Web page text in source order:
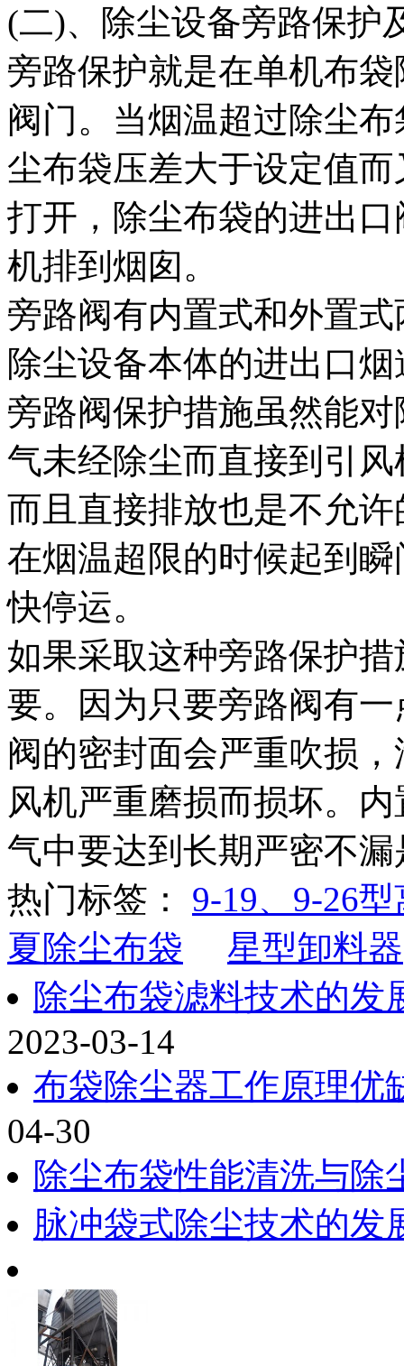
(二)、除尘设备旁路保护
旁路保护就是在单机布
阀门。当烟温超过除尘
尘布袋压差大于设定值
打开，除尘布袋的进出
机排到烟囱。
旁路阀有内置式和外置
除尘设备本体的进出口
旁路阀保护措施虽然能
气未经除尘而直接到引
而且直接排放也是不允
在烟温超限的时候起到
快停运。
如果采取这种旁路保护
要。因为只要旁路阀有
阀的密封面会严重吹损
风机严重磨损而损坏。
气中要达到长期严密不
热门标签： 9-19、9-26
夏除尘布袋
星型卸料器
除尘布袋滤料技术的发
2023-03-14
布袋除尘器工作原理优
04-30
除尘布袋性能清洗与除
脉冲袋式除尘技术的发